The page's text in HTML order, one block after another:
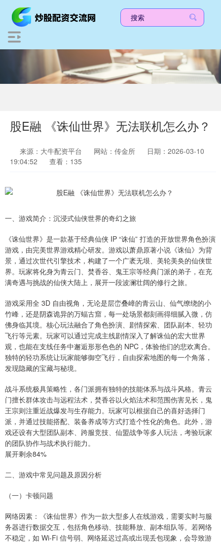
股E融 《诛仙世界》无法联机怎么办？
来源：大牛配资平台 网站：传金所
日期：2026-03-10
19:04:52
查看：135
一、游戏简介：沉浸式仙侠世界的奇幻之旅
《诛仙世界》是一款基于经典仙侠 IP “诛仙” 打造的开放世界角色扮演
游戏，由完美世界游戏精心研发。游戏以萧鼎原著小说《诛仙》为背
景，通过次世代引擎技术，构建了一个广袤无垠、美轮美奂的仙侠世
界。玩家将化身为青云门、焚香谷、鬼王宗等经典门派的弟子，在充
满奇遇与挑战的仙侠大陆上，展开一段波澜壮阔的修行之旅。
游戏采用全 3D 自由视角，无论是层峦叠嶂的青云山、仙气缭绕的小
竹峰，还是阴森诡异的万蝠古窟，每一处场景都刻画得细腻入微，仿
佛身临其境。核心玩法融合了角色扮演、剧情探索、团队副本、轻功
飞行等元素。玩家可以通过完成主线剧情深入了解诛仙的宏大世界
观，也能在支线任务中邂逅形形色色的 NPC，体验他们的悲欢离合。
独特的轻功系统让玩家能够御空飞行，自由探索地图的每一个角落，
发现隐藏的宝藏与秘境。
战斗系统极具策略性，各门派拥有独特的技能体系与战斗风格。青云
门擅长群体攻击与远程法术，焚香谷以火焰法术和范围伤害见长，鬼
王宗则注重近战爆发与生存能力。玩家可以根据自己的喜好选择门
派，并通过技能搭配、装备养成等方式打造个性化的角色。此外，游
戏还设有大型团队副本、跨服竞技、仙盟战争等多人玩法，考验玩家
的团队协作与战术执行能力。
展开剩余84%
二、游戏中常见问题及原因分析
（一）卡顿问题
网络因素：《诛仙世界》作为一款大型多人在线游戏，需要实时与服
务器进行数据交互，包括角色移动、技能释放、副本组队等。若网络
不稳定，如 Wi-Fi 信号弱、网络延迟过高或出现丢包现象，会导致游